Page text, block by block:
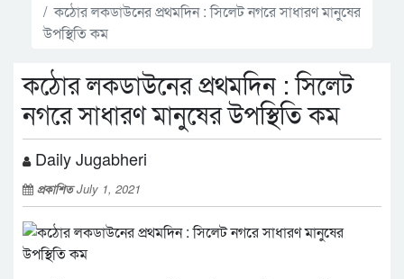
কঠোর লকডাউনের প্রথমদিন : সিলেট নগরে সাধারণ মানুষের
উপস্থিতি কম
কঠোর লকডাউনের প্রথমদিন : সিলেট
নগরে সাধারণ মানুষের উপস্থিতি কম
Daily Jugabheri
প্রকাশিতJuly 1, 2021